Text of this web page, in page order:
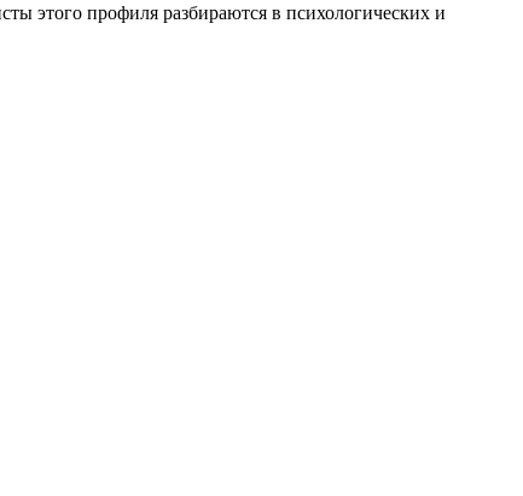
этого профиля разбираются в психологических и